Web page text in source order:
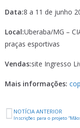
Data:8 a 11 de junho
Local:Uberaba/MG –
praças esportivas
Vendas:site Ingresso
Mais informações:
NOTÍCIA ANTERIOR